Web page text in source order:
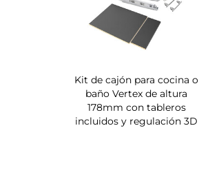
Kit de cajón para cocina o
baño Vertex de altura
178mm con tableros
incluidos y regulación 3D